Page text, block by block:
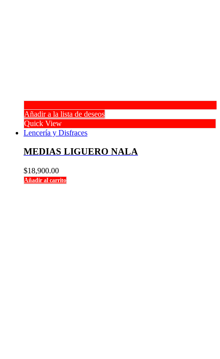
Añadir a la lista de deseos
Quick View
Lencería y Disfraces
MEDIAS LIGUERO NALA
$18,900.00
Añadir al carrito